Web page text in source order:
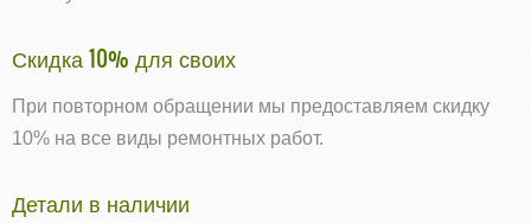
Скидка 10% для своих
При повторном обращении мы предоставляем скидку
10% на все виды ремонтных работ.
Детали в наличии